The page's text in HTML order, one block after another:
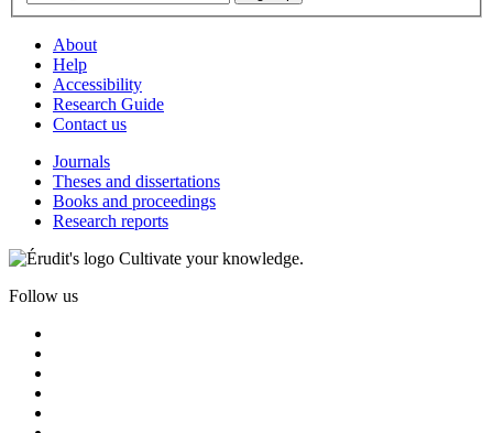
About
Help
Accessibility
Research Guide
Contact us
Journals
Theses and dissertations
Books and proceedings
Research reports
Cultivate your knowledge.
Follow us